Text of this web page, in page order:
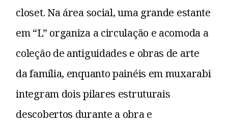
closet. Na área social, uma grande estante
em “L” organiza a circulação e acomoda a
coleção de antiguidades e obras de arte
da família, enquanto painéis em muxarabi
integram dois pilares estruturais
descobertos durante a obra e